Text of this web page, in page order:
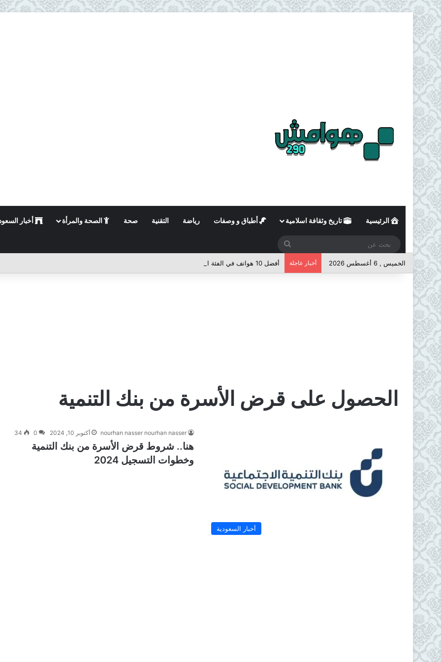
الرئيسية تاريخ وثقافة اسلامية أطباق و وصفات رياضة التقنية صحة الصحة والمرأة أخبار
عن
الخميس , 6 أغسطس 2026 أخبار عاجلة أفضل 10 هواتف في الفئة المتوسطة لعام 2026
الحصول على قرض الأسرة من بنك التنمية
أخبار السعودية
nourhan nasser nourhan nasser أكتوبر 10, 2024 0
34
هنا.. شروط قرض الأسرة من بنك التنمية
وخطوات التسجيل 2024